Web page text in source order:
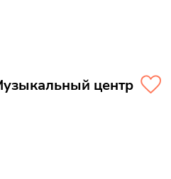
центр